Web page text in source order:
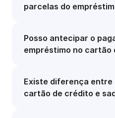
parcelas do
Posso antecipar o
empréstimo no cartão
Existe diferença entre
cartão de crédito e